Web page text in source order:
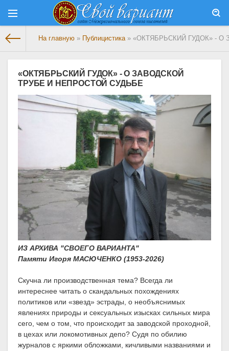
На главную » Публицистика» «ОКТЯБРЬСКИЙ ГУДОК» -
«ОКТЯБРЬСКИЙ ГУДОК» - О ЗАВОДСКОЙ
ТРУБЕ И НЕПРОСТОЙ СУДЬБЕ
ИЗ АРХИВА "СВОЕГО ВАРИАНТА"
Памяти Игоря МАСЮЧЕНКО (1953-2026)
Скучна ли производственная тема? Всегда ли
интереснее читать о скандальных похождениях
политиков или «звезд» эстрады, о необъяснимых
явлениях природы и сексуальных изысках сильных мира
сего, чем о том, что происходит за заводской проходной,
в цехах или локомотивных депо? Судя по обилию
журналов с яркими обложками, кичливыми названиями и